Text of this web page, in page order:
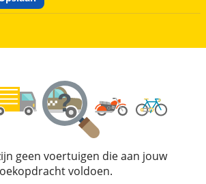
geen voertuigen die aan jouw
voldoen.